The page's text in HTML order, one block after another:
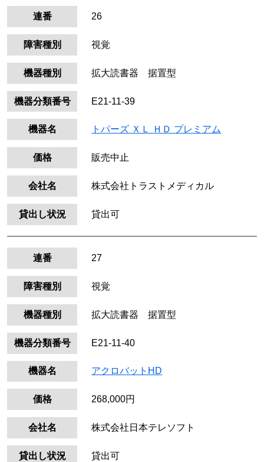
連番 26
障害種別 視覚
機器種別 拡大読書器 据置型
機器分類番号 E21-11-39
機器名 トパーズ ＸＬ ＨＤ プレミアム
価格 販売中止
会社名 株式会社トラストメディカル
貸出し状況 貸出可
連番 27
障害種別 視覚
機器種別 拡大読書器 据置型
機器分類番号 E21-11-40
機器名 アクロバットHD
価格 268,000円
会社名 株式会社日本テレソフト
貸出し状況 貸出可